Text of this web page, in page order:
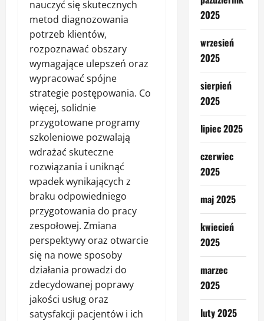
nauczyć się skutecznych
metod diagnozowania
potrzeb klientów,
rozpoznawać obszary
wymagające ulepszeń oraz
wypracować spójne
strategie postępowania. Co
więcej, solidnie
przygotowane programy
szkoleniowe pozwalają
wdrażać skuteczne
rozwiązania i uniknąć
wpadek wynikających z
braku odpowiedniego
przygotowania do pracy
zespołowej. Zmiana
perspektywy oraz otwarcie
się na nowe sposoby
działania prowadzi do
zdecydowanej poprawy
jakości usług oraz
satysfakcji pacjentów i ich
2025
wrzesień
2025
sierpień
2025
lipiec 2025
czerwiec
2025
maj 2025
kwiecień
2025
marzec
2025
luty 2025